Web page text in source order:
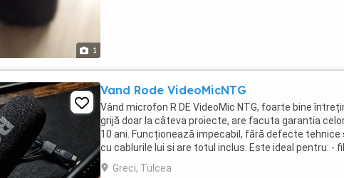
1
Vand Rode VideoMicNTG
Vând microfon R DE VideoMic NTG, foarte bine
grijă doar la câteva proiecte, are facuta garantia
10 ani. Funcționează impecabil, fără defecte tehnice
cu cablurile lui si are totul inclus. Este ideal pentru: -
Mirrorless; - ...
Greci, Tulcea